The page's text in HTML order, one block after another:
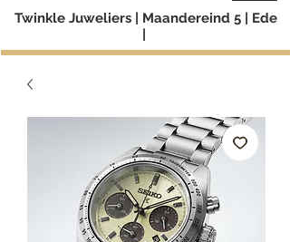
Twinkle Juweliers | Maandereind 5 | Ede